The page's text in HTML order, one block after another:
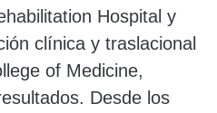
Hospital y
clínica y traslacional
of Medicine,
Desde los